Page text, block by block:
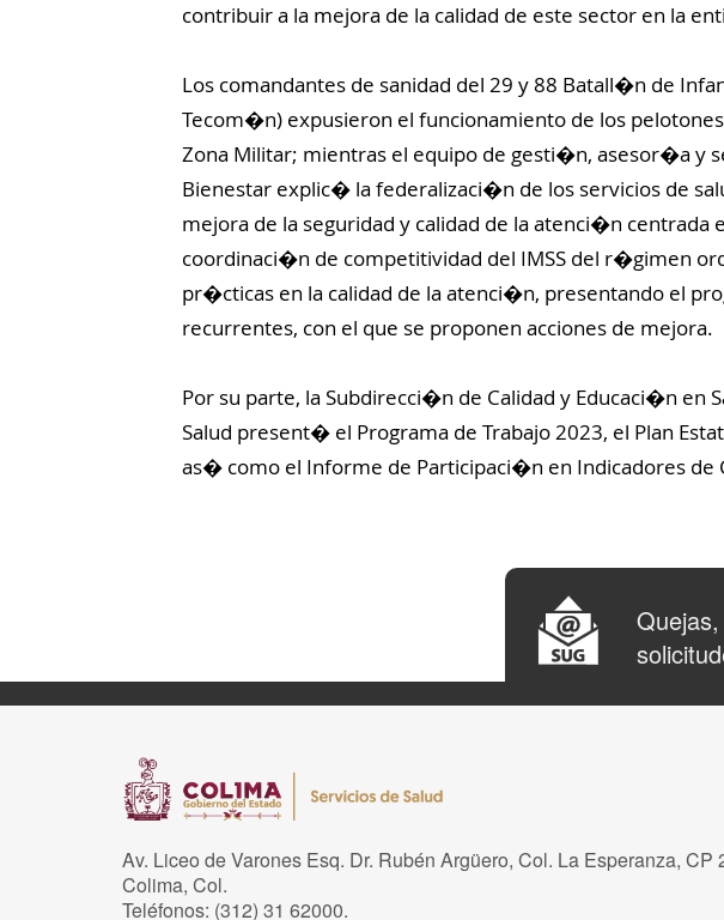
contribuir a la mejora de la calidad de este sector en la
Los comandantes de sanidad del 29 y 88 Batall�n de
Tecom�n) expusieron el funcionamiento de los
Zona Militar; mientras el equipo de gesti�n, asesor�a y
Bienestar explic� la federalizaci�n de los servicios de
mejora de la seguridad y calidad de la atenci�n centrada
coordinaci�n de competitividad del IMSS del r�gimen
pr�cticas en la calidad de la atenci�n, presentando el
recurrentes, con el que se proponen acciones de mejora.
Por su parte, la Subdirecci�n de Calidad y Educaci�n en
Salud present� el Programa de Trabajo 2023, el Plan
as� como el Informe de Participaci�n en Indicadores de
Av. Liceo de Varones Esq. Dr. Rubén Argüero, Col. La Esperanza, CP
Colima, Col.
Teléfonos: (312) 31 62000.